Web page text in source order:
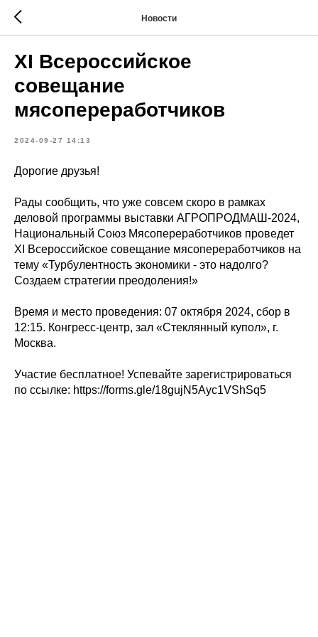
Новости
XI Всероссийское
совещание
мясопереработчиков
2024-09-27 14:13
Дорогие друзья!
Рады сообщить, что уже совсем скоро в рамках
деловой программы выставки АГРОПРОДМАШ-2024,
Национальный Союз Мясопереработчиков проведет
XI Всероссийское совещание мясопереработчиков на
тему «Турбулентность экономики - это надолго?
Создаем стратегии преодоления!»
Время и место проведения: 07 октября 2024, сбор в
12:15. Конгресс-центр, зал «Стеклянный купол», г.
Москва.
Участие бесплатное! Успевайте зарегистрироваться
по ссылке: https://forms.gle/18gujN5Ayc1VShSq5